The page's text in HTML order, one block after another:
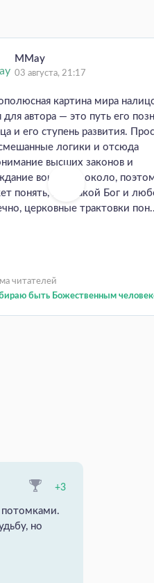
MMay
03 августа, 21:17
картина мира
для автора — это путь его
и его ступень развития.
логики и отсюда
высших законов и
вокруг да около,
понять, кто такой Бог и
церковные трактовки
читателей
быть Божественным
+3
потомками.
но